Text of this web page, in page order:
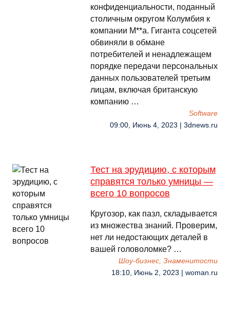
конфиденциальности, поданный
столичным округом Колумбия к
компании M**a. Гиганта соцсетей
обвиняли в обмане
потребителей и ненадлежащем
порядке передачи персональных
данных пользователей третьим
лицам, включая британскую
компанию …
Software
09:00, Июнь 4, 2023 | 3dnews.ru
Тест на эрудицию, с которым
справятся только умницы —
всего 10 вопросов
Кругозор, как пазл, складывается
из множества знаний. Проверим,
нет ли недостающих деталей в
вашей головоломке? …
Шоу-бизнес, Знаменитости
18:10, Июнь 2, 2023 | woman.ru